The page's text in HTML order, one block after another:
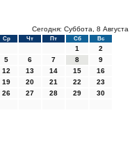
Сегодня: Суббота, 8 Августа
Ср Чт Пт Сб Вс
1
2
5 6 7 8
9
12 13 14 15
16
19 20 21 22
23
26 27 28 29
30